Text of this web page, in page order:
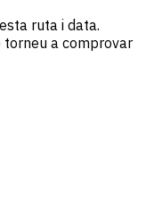
ruta i data.
a comprovar